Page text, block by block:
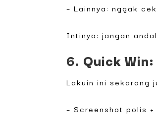
– Lainnya: nggak
Intinya: jangan
6. Quick
Lakuin ini sekarang
– Screenshot polis